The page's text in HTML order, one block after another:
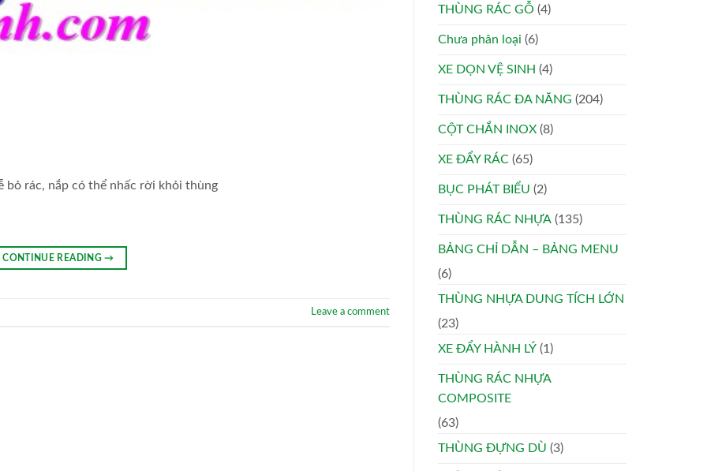
bỏ rác, nắp có thể nhấc rời khỏi thùng
CONTINUE READING→
Leave a comment
THÙNG RÁC GỖ (4)
Chưa phân loại (6)
XE DỌN VỆ SINH (4)
THÙNG RÁC ĐA NĂNG (204)
CỘT CHẮN INOX (8)
XE ĐẨY RÁC (65)
BỤC PHÁT BIỂU (2)
THÙNG RÁC NHỰA (135)
BẢNG CHỈ DẪN – BẢNG MENU
(6)
THÙNG NHỰA DUNG TÍCH LỚN
(23)
XE ĐẨY HÀNH LÝ (1)
THÙNG RÁC NHỰA
COMPOSITE
(63)
THÙNG ĐỰNG DÙ (3)